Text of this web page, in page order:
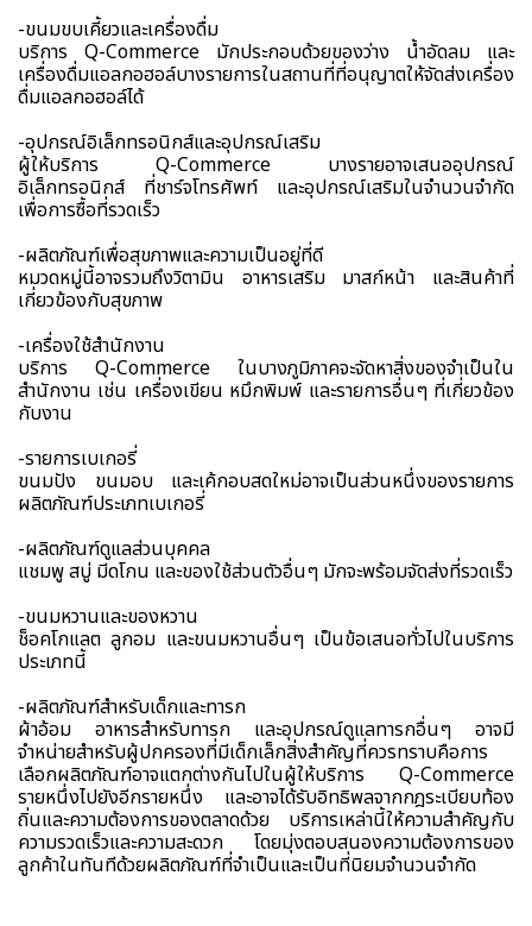
-ขนมขบเคี้ยวและเครื่องดื่ม
บริการ Q-Commerce มักประกอบด้วยของว่าง น้ำอัดลม และ
เครื่องดื่มแอลกอฮอล์บางรายการในสถานที่ที่อนุญาตให้จัดส่งเครื่อง
ดื่มแอลกอฮอล์ได้
-อุปกรณ์อิเล็กทรอนิกส์และอุปกรณ์เสริม
ผู้ให้บริการ Q-Commerce บางรายอาจเสนออุปกรณ์
อิเล็กทรอนิกส์ ที่ชาร์จโทรศัพท์ และอุปกรณ์เสริมในจำนวนจำกัด
เพื่อการซื้อที่รวดเร็ว
-ผลิตภัณฑ์เพื่อสุขภาพและความเป็นอยู่ที่ดี
หมวดหมู่นี้อาจรวมถึงวิตามิน อาหารเสริม มาสก์หน้า และสินค้าที่
เกี่ยวข้องกับสุขภาพ
-เครื่องใช้สำนักงาน
บริการ Q-Commerce ในบางภูมิภาคจะจัดหาสิ่งของจำเป็นใน
สำนักงาน เช่น เครื่องเขียน หมึกพิมพ์ และรายการอื่นๆ ที่เกี่ยวข้อง
กับงาน
-รายการเบเกอรี่
ขนมปัง ขนมอบ และเค้กอบสดใหม่อาจเป็นส่วนหนึ่งของรายการ
ผลิตภัณฑ์ประเภทเบเกอรี่
-ผลิตภัณฑ์ดูแลส่วนบุคคล
แชมพู สบู่ มีดโกน และของใช้ส่วนตัวอื่นๆ มักจะพร้อมจัดส่งที่รวดเร็ว
-ขนมหวานและของหวาน
ช็อคโกแลต ลูกอม และขนมหวานอื่นๆ เป็นข้อเสนอทั่วไปในบริการ
ประเภทนี้
-ผลิตภัณฑ์สำหรับเด็กและทารก
ผ้าอ้อม อาหารสำหรับทารก และอุปกรณ์ดูแลทารกอื่นๆ อาจมี
จำหน่ายสำหรับผู้ปกครองที่มีเด็กเล็กสิ่งสำคัญที่ควรทราบคือการ
เลือกผลิตภัณฑ์อาจแตกต่างกันไปในผู้ให้บริการ Q-Commerce
รายหนึ่งไปยังอีกรายหนึ่ง และอาจได้รับอิทธิพลจากกฎระเบียบท้อง
ถิ่นและความต้องการของตลาดด้วย บริการเหล่านี้ให้ความสำคัญกับ
ความรวดเร็วและความสะดวก โดยมุ่งตอบสนองความต้องการของ
ลูกค้าในทันทีด้วยผลิตภัณฑ์ที่จำเป็นและเป็นที่นิยมจำนวนจำกัด